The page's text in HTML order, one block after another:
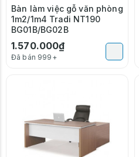
Bàn làm việc gỗ văn phòng
1m2/1m4 Tradi NT190
BG01B/BG02B
1.570.000₫
Đã bán 999+